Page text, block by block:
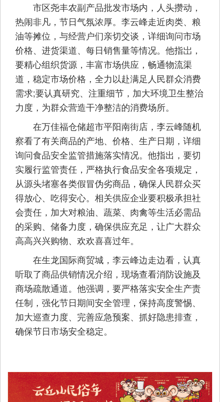
市区尧丰农副产品批发市场内，人头攒动，
热闹非凡，节日气氛浓厚。李云峰走近肉类、粮
油等摊位，与经营户们亲切交谈，详细询问市场
价格、进货渠道、每日销售量等情况。他指岀，
要精心组织货源，丰富市场供应，畅通物流渠
道，稳定市场价格，全力以赴满足人民群众消费
需求;要认真研究、注重细节，加大环境卫生整治
力度，为群众营造干净整洁的消费场所。
在万佳福仓储超市平阳南街店，李云峰随机
察看了有关商品的产地、价格、生产日期，详细
询问食品安全监管措施落实情况。他指出，要切
实履行监管责任，严格执行食品安全各项规定，
从源头堵塞各类假冒伪劣商品，确保人民群众买
得放心、吃得安心。相关供应企业要积极承担社
会责任，加大对粮油、蔬菜、肉禽等生活必需品
的采购、储备力度，确保供应充足，让广大群众
高高兴兴购物、欢欢喜喜过年。
在生龙国际商贸城，李云峰边走边看，认真
听取了商品供销情况介绍，现场查看消防设施及
商场疏散通道。他强调，要严格落实安全生产责
任制，强化节日期间安全管理，保持高度警惕、
加大巡查力度、完善应急预案、抓好隐患排查，
确保节日市场安全稳定。